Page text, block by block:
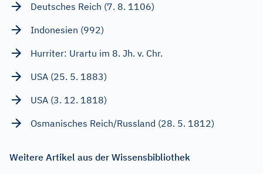
Deutsches Reich (7. 8. 1106)
Indonesien (992)
Hurriter: Urartu im 8. Jh. v. Chr.
USA (25. 5. 1883)
USA (3. 12. 1818)
Osmanisches Reich/Russland (28. 5. 1812)
Weitere Artikel aus der Wissensbibliothek